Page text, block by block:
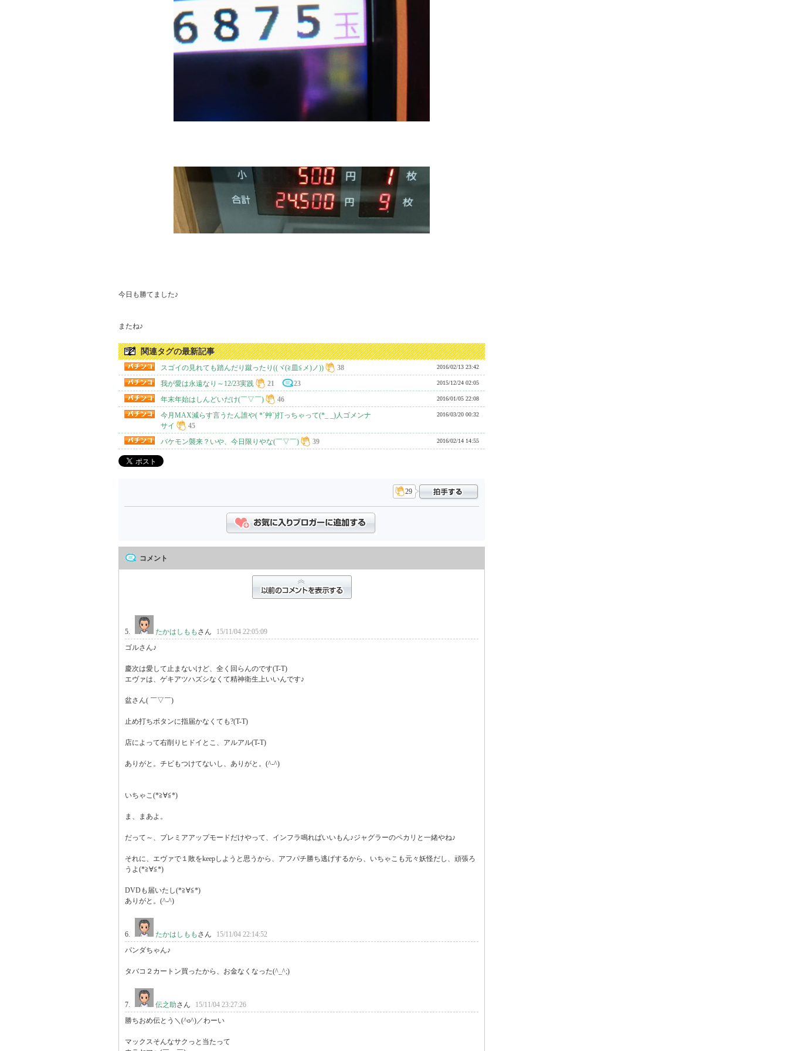
今日も勝てました♪
またね♪
関連タグの最新記事
スゴイの見れても踏んだり蹴ったり((ヾ(≧皿≦メ)ノ)) 38 2016/02/13 23:42
我が愛は永遠なり～12/23実践 21 23 2015/12/24 02:05
年末年始はしんどいだけ(￣▽￣) 46 2016/01/05 22:08
今月MAX減らす言うたん誰や( *´艸`)打っちゃって(*_ _)人ゴメンナ
サイ
45
2016/03/20 00:32
バケモン襲来？いや、今日限りやな(￣▽￣) 39 2016/02/14 14:55
29
コメント
5. たかはしもも さん
15/11/04 22:05:09
ゴルさん♪
慶次は愛して止まないけど、全く回らんのです(T-T)
エヴァは、ゲキアツハズシなくて精神衛生上いいんです♪
盆さん( ￣▽￣)
止め打ちボタンに指届かなくても?(T-T)
店によって右削りヒドイとこ、アルアル(T-T)
ありがと。チビもつけてないし、ありがと。(^-^)
いちゃこ(*≧∀≦*)
ま、まあよ。
だって～、プレミアアップモードだけやって、インフラ鳴ればいいもん♪ジャグラーのペカリと一緒やね♪
それに、エヴァで１敗をkeepしようと思うから、アフパチ勝ち逃げするから、いちゃこも元々妖怪だし、頑張ろ
うよ(*≧∀≦*)
DVDも届いたし(*≧∀≦*)
ありがと。(^-^)
6. たかはしもも さん
15/11/04 22:14:52
パンダちゃん♪
タバコ２カートン買ったから、お金なくなった(^_^;)
7. 伝之助さん
15/11/04 23:27:26
勝ちおめ伝とう＼(^o^)／わーい
マックスそんなサクっと当たって